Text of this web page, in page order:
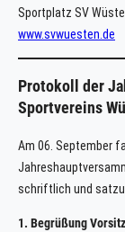
Sportplatz SV
www.svwuesten.de
Protokoll der
Sportvereins
Am 06. September
schriftlich und
1. Begrüßung